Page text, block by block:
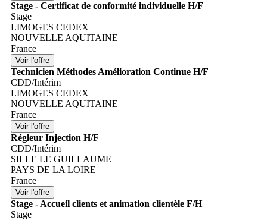
Stage - Certificat de conformité individuelle H/F
Stage
LIMOGES CEDEX
NOUVELLE AQUITAINE
France
Technicien Méthodes Amélioration Continue H/F
CDD/Intérim
LIMOGES CEDEX
NOUVELLE AQUITAINE
France
Régleur Injection H/F
CDD/Intérim
SILLE LE GUILLAUME
PAYS DE LA LOIRE
France
Stage - Accueil clients et animation clientèle F/H
Stage